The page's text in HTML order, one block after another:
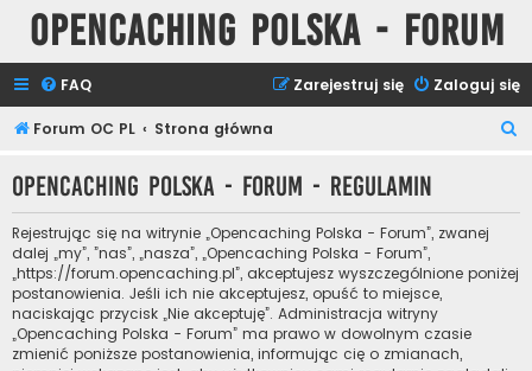
Opencaching Polska - Forum
FAQ Zaloguj się
Zarejestruj się
Forum OC PL Strona główna
k
Opencaching Polska - Forum - Regulamin
Rejestrując się na witrynie „Opencaching Polska - Forum”, zwanej
dalej „my”, ”nas”, „nasza”, „Opencaching Polska - Forum”,
„https://forum.opencaching.pl”, akceptujesz wyszczególnione poniżej
postanowienia. Jeśli ich nie akceptujesz, opuść to miejsce,
naciskając przycisk „Nie akceptuję”. Administracja witryny
„Opencaching Polska - Forum” ma prawo w dowolnym czasie
zmienić poniższe postanowienia, informując cię o zmianach,